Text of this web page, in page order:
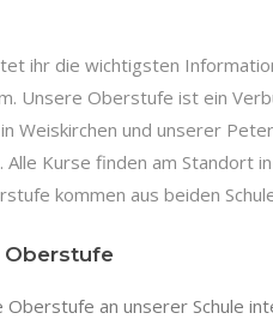
ihr die wichtigsten
Unsere Oberstufe ist ein
Weiskirchen und unserer
Alle Kurse finden am Standort
kommen aus beiden
Oberstufe
Oberstufe an unserer Schule